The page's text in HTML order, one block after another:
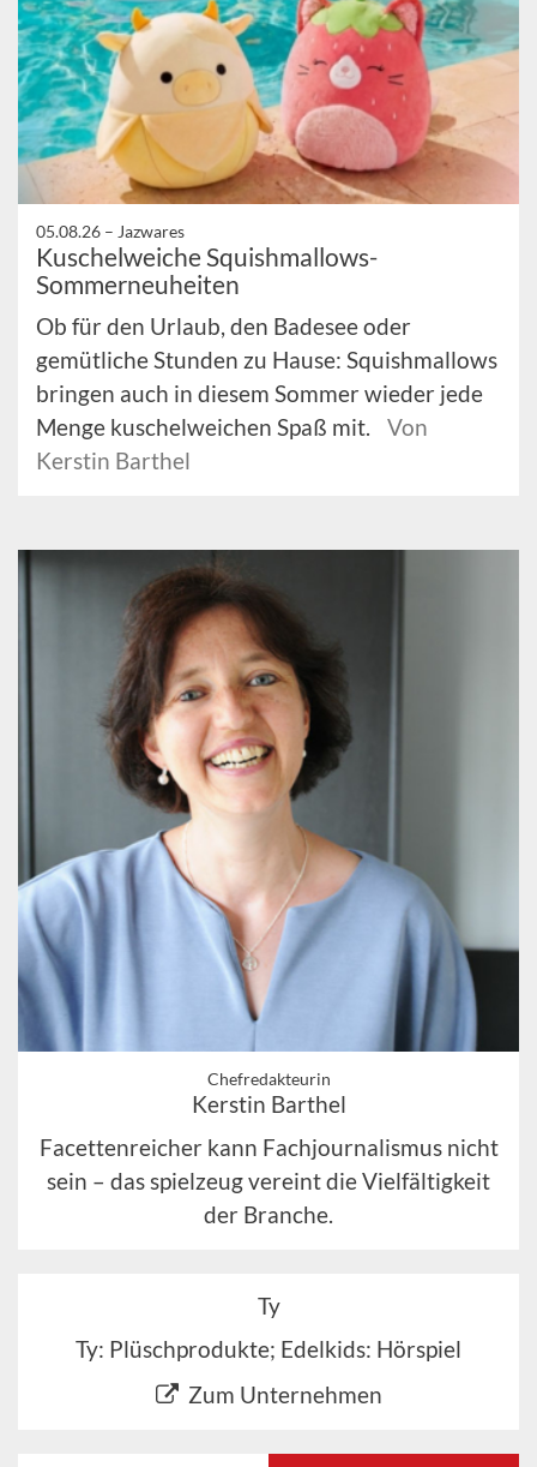
05.08.26 – Jazwares
Kuschelweiche Squishmallows-
Sommerneuheiten
Ob für den Urlaub, den Badesee oder
gemütliche Stunden zu Hause: Squishmallows
bringen auch in diesem Sommer wieder jede
Menge kuschelweichen Spaß mit.
Von
Kerstin Barthel
Chefredakteurin
Kerstin Barthel
Facettenreicher kann Fachjournalismus nicht
sein – das spielzeug vereint die Vielfältigkeit
der Branche.
Ty
Ty: Plüschprodukte; Edelkids: Hörspiel
Zum Unternehmen